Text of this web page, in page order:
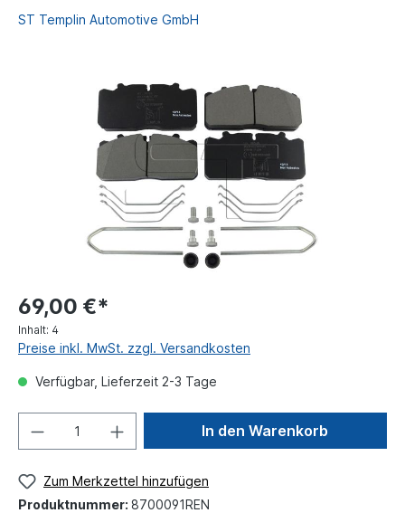
ST Templin Automotive GmbH
69,00 €*
Inhalt: 4
Preise inkl. MwSt. zzgl. Versandkosten
Verfügbar, Lieferzeit 2-3 Tage
In den Warenkorb
Zum Merkzettel hinzufügen
Produktnummer: 8700091REN